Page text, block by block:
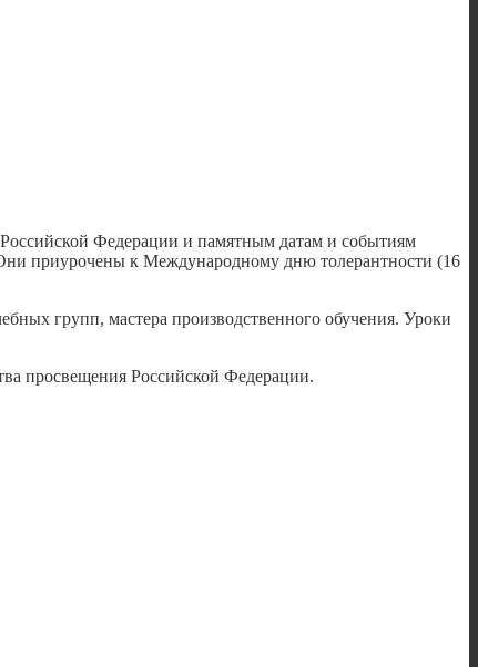
Федерации и памятным датам и событиям
приурочены к Международному дню толерантности (16
групп, мастера производственного обучения. Уроки
просвещения Российской Федерации.